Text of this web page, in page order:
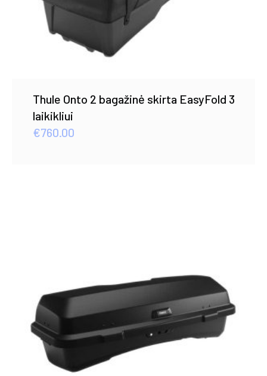
Thule Onto 2 bagažinė skirta EasyFold 3
laikikliui
€760.00